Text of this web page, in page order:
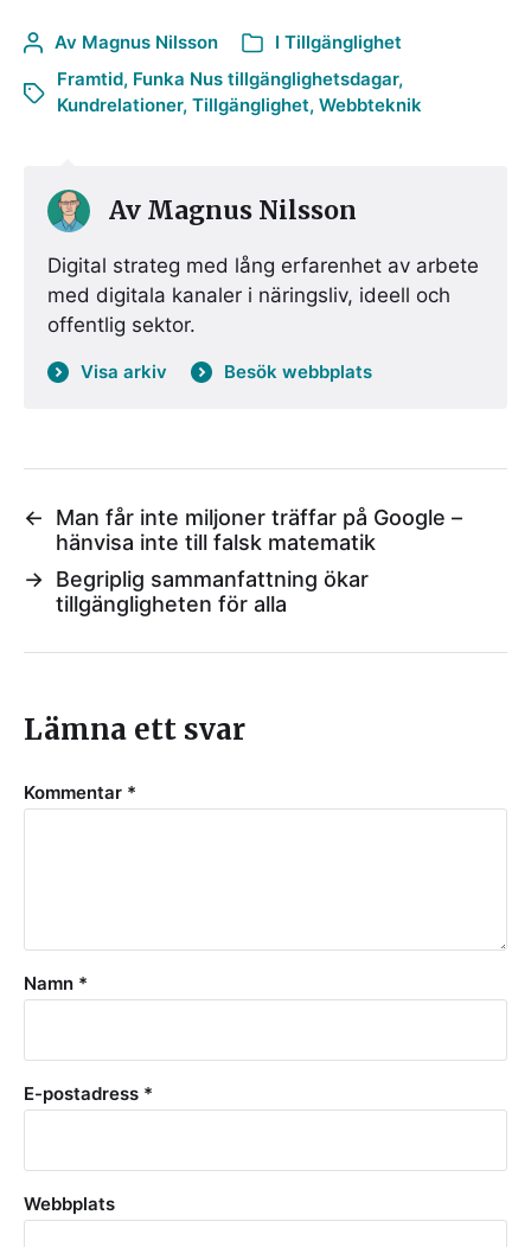
Av Magnus Nilsson I Tillgänglighet
Framtid, Funka Nus tillgänglighetsdagar,
Kundrelationer, Tillgänglighet, Webbteknik
Av Magnus Nilsson
Digital strateg med lång erfarenhet av arbete
med digitala kanaler i näringsliv, ideell och
offentlig sektor.
Visa arkiv Besök webbplats
←
Man får inte miljoner träffar på Google –
hänvisa inte till falsk matematik
→ Begriplig sammanfattning ökar
tillgängligheten för alla
Lämna ett svar
Kommentar *
Namn *
E-postadress *
Webbplats